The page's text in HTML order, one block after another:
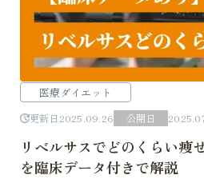
医療ダイエット
更新日 2025.09.26 公開日
リベルサスでどのくらい痩
を臨床データ付きで解説